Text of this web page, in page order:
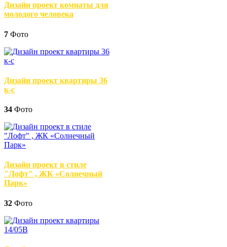
Дизайн проект комнаты для
молодого человека
7 Фото
Дизайн проект квартиры 36
к-с
34 Фото
Дизайн проект в стиле
"Лофт" , ЖК «Солнечный
Парк»
32 Фото